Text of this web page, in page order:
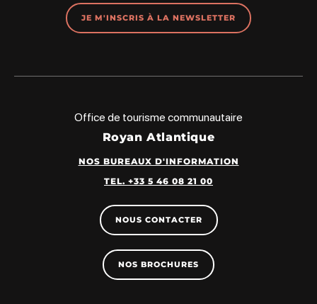
JE M'INSCRIS À LA NEWSLETTER
Office de tourisme communautaire
Royan Atlantique
NOS BUREAUX D'INFORMATION
TEL. +33 5 46 08 21 00
NOUS CONTACTER
NOS BROCHURES